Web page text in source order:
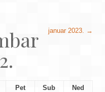
januar 2023. →
Pet Sub
Ned